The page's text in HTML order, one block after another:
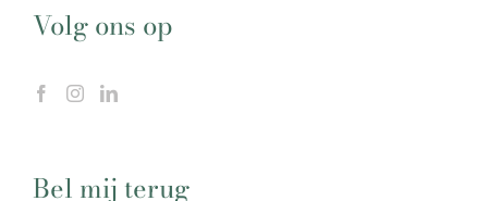
Volg ons op
Bel mij terug